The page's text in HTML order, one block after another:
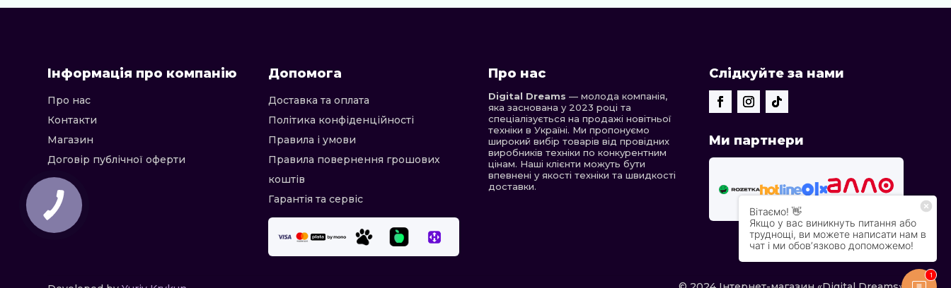
Інформація про компанію
Про нас
Контакти
Магазин
Договір публічної оферти
Допомога
Доставка та оплата
Політика конфіденційності
Правила і умови
Правила повернення грошових
коштів
Гарантія та сервіс
Про нас
Digital Dreams — молода компанія,
яка заснована у 2023 році та
спеціалізується на продажі новітньої
техніки в Україні. Ми пропонуємо
широкий вибір товарів від провідних
виробників техніки по конкурентним
цінам. Наші клієнти можуть бути
впевнені у якості техніки та швидкості
доставки.
Слідкуйте за нами
Ми партнери